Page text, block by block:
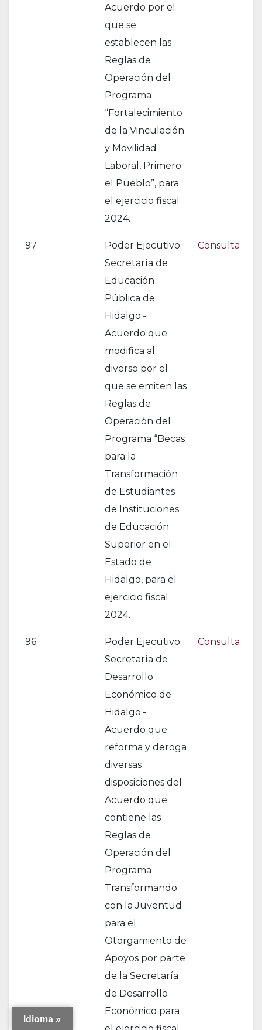
Acuerdo por el
que se
establecen las
Reglas de
Operación del
Programa
“Fortalecimiento
de la Vinculación
y Movilidad
Laboral, Primero
el Pueblo”, para
el ejercicio fiscal
2024.
97
Poder Ejecutivo.
Secretaría de
Educación
Pública de
Hidalgo.-
Acuerdo que
modifica al
diverso por el
que se emiten las
Reglas de
Operación del
Programa “Becas
para la
Transformación
de Estudiantes
de Instituciones
de Educación
Superior en el
Estado de
Hidalgo, para el
ejercicio fiscal
2024.
Consulta
96
Poder Ejecutivo.
Secretaría de
Desarrollo
Económico de
Hidalgo.-
Acuerdo que
reforma y deroga
diversas
disposiciones del
Acuerdo que
contiene las
Reglas de
Operación del
Programa
Transformando
con la Juventud
para el
Otorgamiento de
Apoyos por parte
de la Secretaría
de Desarrollo
Económico para
Consulta
Idioma »